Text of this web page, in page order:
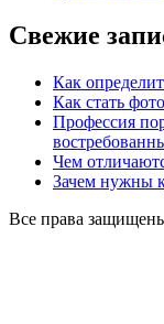
Свежие
Как
Как стать
Профессия
Чем
Зачем нужны
Все права